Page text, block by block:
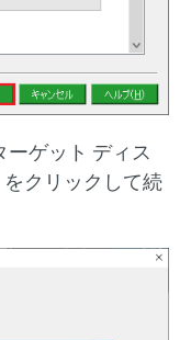
ゲット ディス
をクリックして続